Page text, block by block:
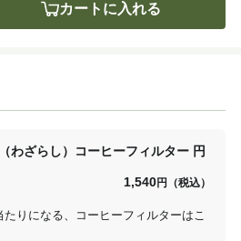
カートに入れる
わざらし）コーヒーフィルター 円
1,540円（税込）
たりになる、コーヒーフィルターはこ